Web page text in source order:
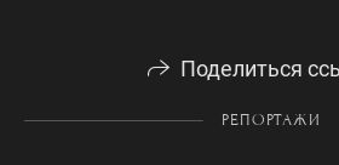
Поделиться
РЕПОРТАЖИ